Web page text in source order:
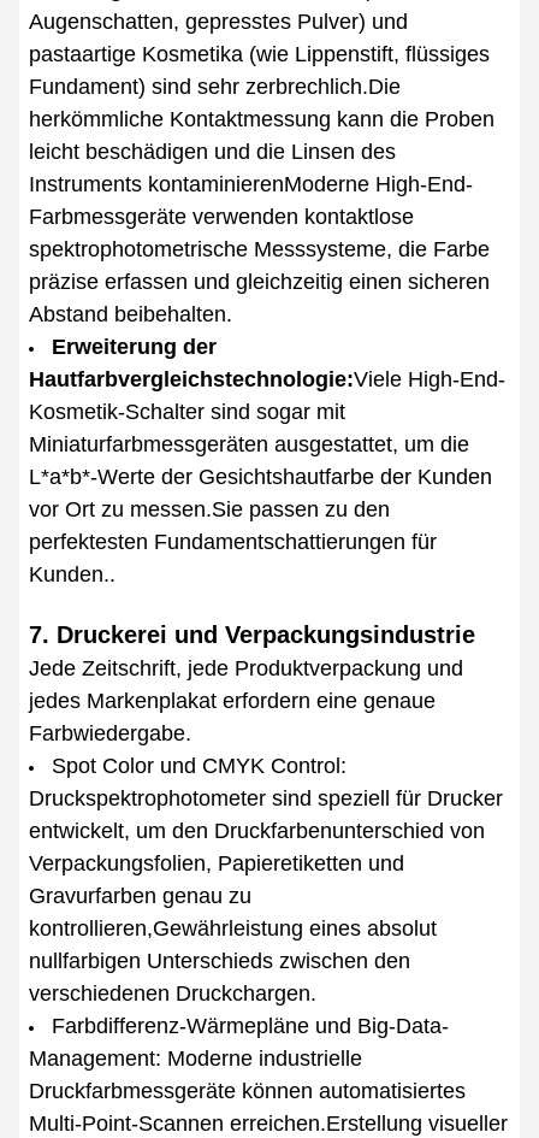
Augenschatten, gepresstes Pulver) und
pastaartige Kosmetika (wie Lippenstift, flüssiges
Fundament) sind sehr zerbrechlich.Die
herkömmliche Kontaktmessung kann die Proben
leicht beschädigen und die Linsen des
Instruments kontaminierenModerne High-End-
Farbmessgeräte verwenden kontaktlose
spektrophotometrische Messsysteme, die Farbe
präzise erfassen und gleichzeitig einen sicheren
Abstand beibehalten.
Erweiterung der
Hautfarbvergleichstechnologie:Viele High-End-
Kosmetik-Schalter sind sogar mit
Miniaturfarbmessgeräten ausgestattet, um die
L*a*b*-Werte der Gesichtshautfarbe der Kunden
vor Ort zu messen.Sie passen zu den
perfektesten Fundamentschattierungen für
Kunden..
7. Druckerei und Verpackungsindustrie
Jede Zeitschrift, jede Produktverpackung und
jedes Markenplakat erfordern eine genaue
Farbwiedergabe.
Spot Color und CMYK Control:
Druckspektrophotometer sind speziell für Drucker
entwickelt, um den Druckfarbenunterschied von
Verpackungsfolien, Papieretiketten und
Gravurfarben genau zu
kontrollieren,Gewährleistung eines absolut
nullfarbigen Unterschieds zwischen den
verschiedenen Druckchargen.
Farbdifferenz-Wärmepläne und Big-Data-
Management: Moderne industrielle
Druckfarbmessgeräte können automatisiertes
Multi-Point-Scannen erreichen.Erstellung visueller